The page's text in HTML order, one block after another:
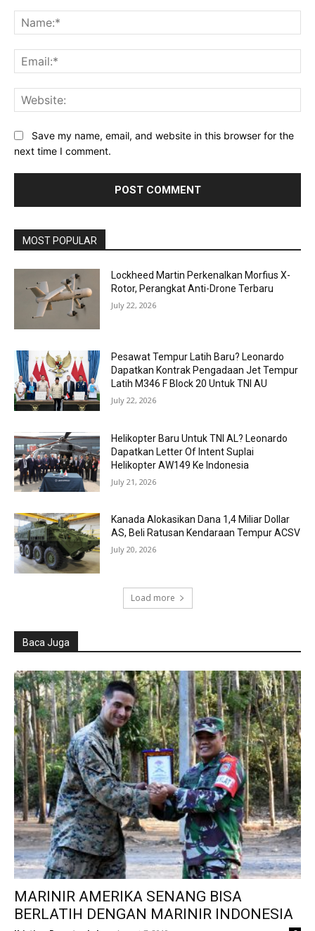
Save my name, email, and website in this browser for the
next time I comment.
MOST POPULAR
Lockheed Martin Perkenalkan Morfius X-
Rotor, Perangkat Anti-Drone Terbaru
July 22, 2026
Pesawat Tempur Latih Baru? Leonardo
Dapatkan Kontrak Pengadaan Jet Tempur
Latih M346 F Block 20 Untuk TNI AU
July 22, 2026
Helikopter Baru Untuk TNI AL? Leonardo
Dapatkan Letter Of Intent Suplai
Helikopter AW149 Ke Indonesia
July 21, 2026
Kanada Alokasikan Dana 1,4 Miliar Dollar
AS, Beli Ratusan Kendaraan Tempur ACSV
July 20, 2026
Load more
Baca Juga
MARINIR AMERIKA SENANG BISA
BERLATIH DENGAN MARINIR INDONESIA